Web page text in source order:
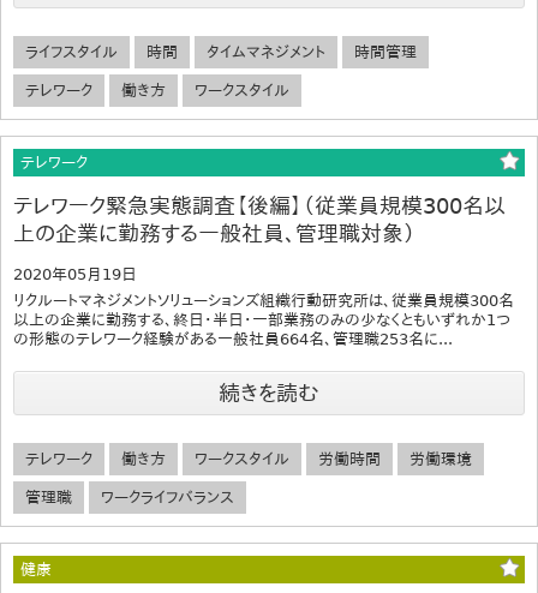
ライフスタイル 時間 タイムマネジメント 時間管理
テレワーク 働き方 ワークスタイル
テレワーク
テレワーク緊急実態調査【後編】（従業員規模300名以
上の企業に勤務する一般社員、管理職対象）
2020年05月19日
リクルートマネジメントソリューションズ組織行動研究所は、従業員規模300名
以上の企業に勤務する、終日・半日・一部業務のみの少なくともいずれか1つ
の形態のテレワーク経験がある一般社員664名、管理職253名に...
続きを読む
テレワーク 働き方 ワークスタイル 労働時間 労働環境
管理職 ワークライフバランス
健康